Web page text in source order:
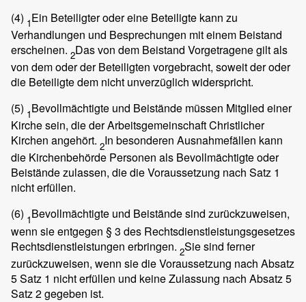
(4) 1Ein Beteiligter oder eine Beteiligte kann zu
Verhandlungen und Besprechungen mit einem Beistand
erscheinen. 2Das von dem Beistand Vorgetragene gilt als
von dem oder der Beteiligten vorgebracht, soweit der oder
die Beteiligte dem nicht unverzüglich widerspricht.
(5) 1Bevollmächtigte und Beistände müssen Mitglied einer
Kirche sein, die der Arbeitsgemeinschaft Christlicher
Kirchen angehört. 2In besonderen Ausnahmefällen kann
die Kirchenbehörde Personen als Bevollmächtigte oder
Beistände zulassen, die die Voraussetzung nach Satz 1
nicht erfüllen.
(6) 1Bevollmächtigte und Beistände sind zurückzuweisen,
wenn sie entgegen § 3 des Rechtsdienstleistungsgesetzes
Rechtsdienstleistungen erbringen. 2Sie sind ferner
zurückzuweisen, wenn sie die Voraussetzung nach Absatz
5 Satz 1 nicht erfüllen und keine Zulassung nach Absatz 5
Satz 2 gegeben ist.